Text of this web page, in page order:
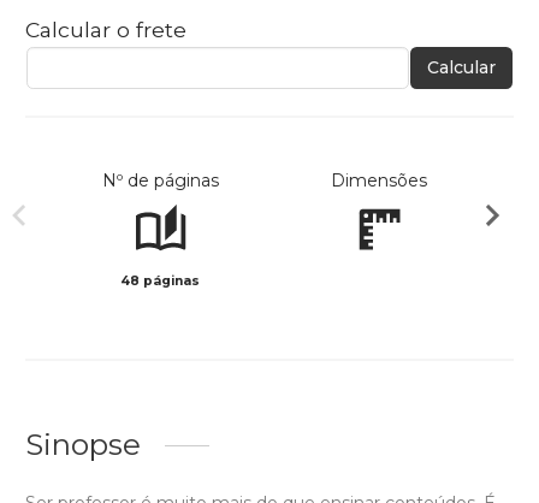
Calcular o frete
Calcular
Nº de páginas
48 páginas
Dimensões
Sinopse